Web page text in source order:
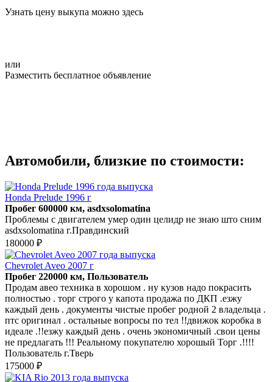
Узнать цену выкупа можно здесь
или
Разместить бесплатное объявление
Автомобили, близкие по стоимости:
Honda Prelude 1996 г
Пробег 600000 км, asdxsolomatina
Проблемы с двигателем умер один целидр не знаю што сним
asdxsolomatina г.Правдинский
180000 ₽
Chevrolet Aveo 2007 г
Пробег 220000 км, Пользователь
Продам авео техника в хорошом . ну кузов надо покрасить
полностью . торг строго у капота продажа по ДКП .езжу
каждый день . документы чистые пробег родной 2 владельца .
птс оригинал . остальные вопросы по тел !!движок коробка в
идеале .!!езжу каждый день . очень экономичный .свои цены
не предлагать !!! Реальному покупателю хорошый Торг .!!!!
Пользователь г.Тверь
175000 ₽